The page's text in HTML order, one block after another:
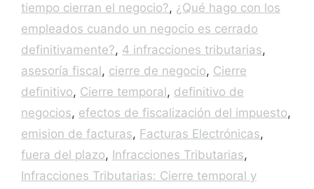
tiempo cierran el negocio?, ¿Qué hago con los
empleados cuando un negocio es cerrado
definitivamente?, 4 infracciones tributarias,
asesoría fiscal, cierre de negocio, Cierre
definitivo, Cierre temporal, definitivo de
negocios, efectos de fiscalización del impuesto,
emision de facturas, Facturas Electrónicas,
fuera del plazo, Infracciones Tributarias,
Infracciones Tributarias: Cierre temporal y